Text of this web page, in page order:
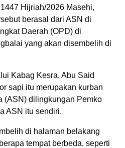
Hijriah/2026 Masehi,
berasal dari ASN di
Daerah (OPD) di
yang akan disembelih di
Kabag Kesra, Abu Said
sapi itu merupakan kurban
(ASN) dilingkungan Pemko
ASN itu sendiri.
di halaman belakang
tempat berbeda, seperti